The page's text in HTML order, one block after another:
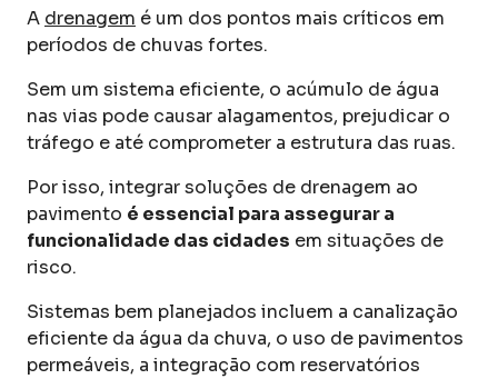
A drenagem é um dos pontos mais críticos em
períodos de chuvas fortes.
Sem um sistema eficiente, o acúmulo de água
nas vias pode causar alagamentos, prejudicar o
tráfego e até comprometer a estrutura das ruas.
Por isso, integrar soluções de drenagem ao
pavimento é essencial para assegurar a
funcionalidade das cidades em situações de
risco.
Sistemas bem planejados incluem a canalização
eficiente da água da chuva, o uso de pavimentos
permeáveis, a integração com reservatórios